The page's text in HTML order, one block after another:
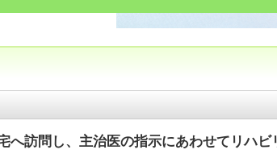
訪問し、主治医の指示にあわせてリハ